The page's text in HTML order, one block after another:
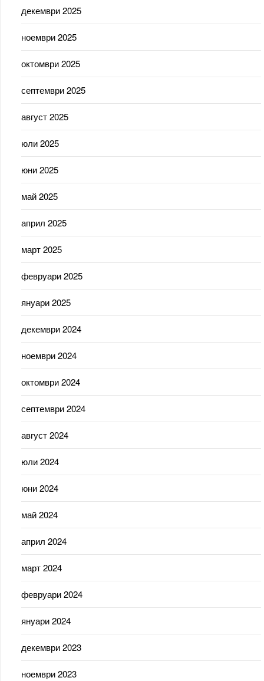
декември 2025
ноември 2025
октомври 2025
септември 2025
август 2025
юли 2025
юни 2025
май 2025
април 2025
март 2025
февруари 2025
януари 2025
декември 2024
ноември 2024
октомври 2024
септември 2024
август 2024
юли 2024
юни 2024
май 2024
април 2024
март 2024
февруари 2024
януари 2024
декември 2023
ноември 2023